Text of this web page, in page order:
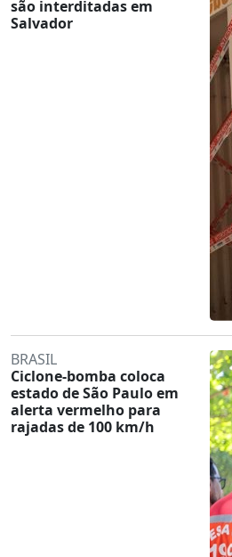
são interditadas em
Salvador
BRASIL
Ciclone-bomba coloca
estado de São Paulo em
alerta vermelho para
rajadas de 100 km/h